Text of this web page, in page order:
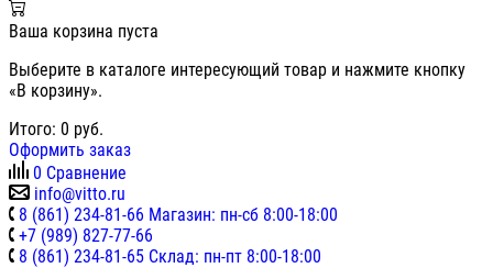
Ваша корзина пуста
Выберите в каталоге интересующий товар и нажмите кнопку
«В корзину».
Итого: 0 руб.
Оформить заказ
0 Сравнение
info@vitto.ru
8 (861) 234-81-66 Магазин: пн-сб 8:00-18:00
+7 (989) 827-77-66
8 (861) 234-81-65 Склад: пн-пт 8:00-18:00